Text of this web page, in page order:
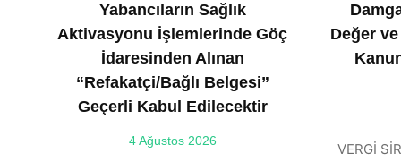
Yabancıların Sağlık
Aktivasyonu İşlemlerinde Göç
İdaresinden Alınan
“Refakatçi/Bağlı Belgesi”
Geçerli Kabul Edilecektir
4 Ağustos 2026
Değer
VERGİ